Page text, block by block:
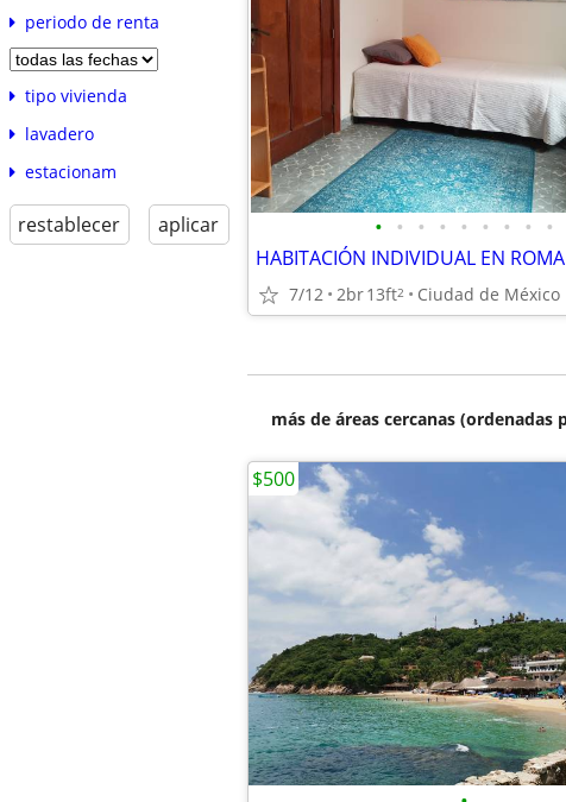
periodo de renta
tipo vivienda
lavadero
estacionam
restablecer aplicar • • • • • • • • •
HABITACIÓN INDIVIDUAL EN
7/12 2br13ft2 Ciudad de México
más de áreas cercanas (ordenadas
$500